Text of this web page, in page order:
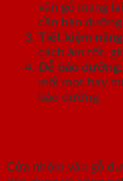
vân gỗ mang
cần bảo
Tiết kiệm
cách âm tốt,
Dễ bảo dưỡng
mối mọt hay
bảo dưỡng.
Cửa nhôm vân gỗ